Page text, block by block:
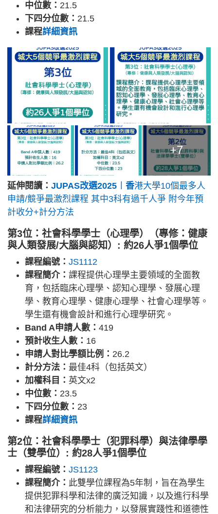
中位數： 21.5
下四分位數： 21.5
課程詳細資訊
+7
延伸閱讀： JUPAS改選2025︱香港大學10個最多人
申請/競爭最激烈課程 其中3科有過千人爭 附今年預
計收分+計分方法
第3位：社會科學學士（心理學）（專修：健康
與人類發展/大腦與認知）: 約26人爭1個學位
課程編號： JS1112
課程簡介： 課程提供心理學主要領域的全面教
育，包括臨床心理學、認知心理學、發展心理
學、教育心理學、健康心理學、社會心理學等。
學生還有機會設計和進行心理學研究。
Band A申請人數： 419
預計收生人數： 16
申請人對比學額比例： 26.2
計分方法： 最佳4科（包括英文）
加權科目： 英文x2
中位數： 23.5
下四分位數： 23
課程詳細資訊
第2位：社會科學學士（犯罪科學）與法律學學
士（雙學位）: 約28人爭1個學位
課程編號： JS1123
課程簡介： 此雙學位課程為5年制，旨在為學生
提供犯罪科學和法律的廣泛知識，以及進行科學
和法律研究的分析能力，以發展實踐性和道德性